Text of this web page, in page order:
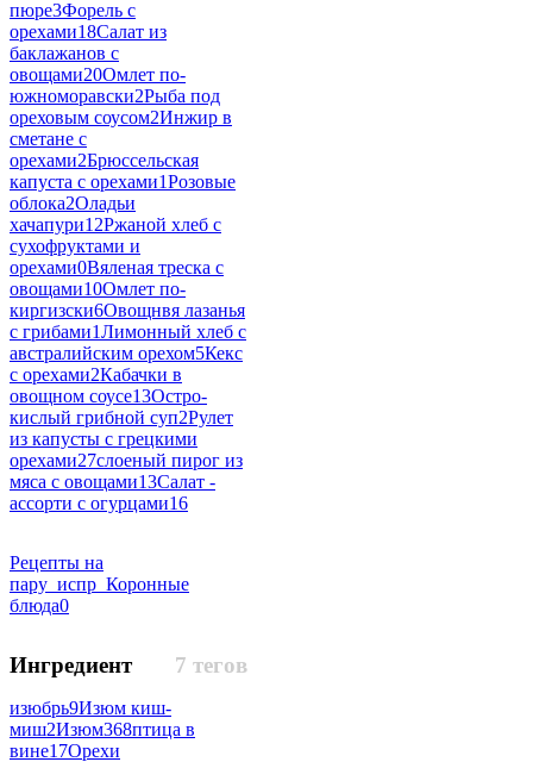
пюре3Форель с
орехами18Салат из
баклажанов с
овощами20Омлет по-
южноморавски2Рыба под
ореховым соусом2Инжир в
сметане с
орехами2Брюссельская
капуста с орехами1Розовые
облока2Оладьи
хачапури12Ржаной хлеб с
сухофруктами и
орехами0Вяленая треска с
овощами10Омлет по-
киргизски6Овощнвя лазанья
с грибами1Лимонный хлеб с
австралийским орехом5Кекс
с орехами2Кабачки в
овощном соусе13Остро-
кислый грибной суп2Рулет
из капусты с грецкими
орехами27слоеный пирог из
мяса с овощами13Салат -
ассорти с огурцами16
Рецепты на
пару_испр_Коронные
блюда0
7 тегов
Ингредиент
изюбрь9Изюм киш-
миш2Изюм368птица в
вине17Орехи